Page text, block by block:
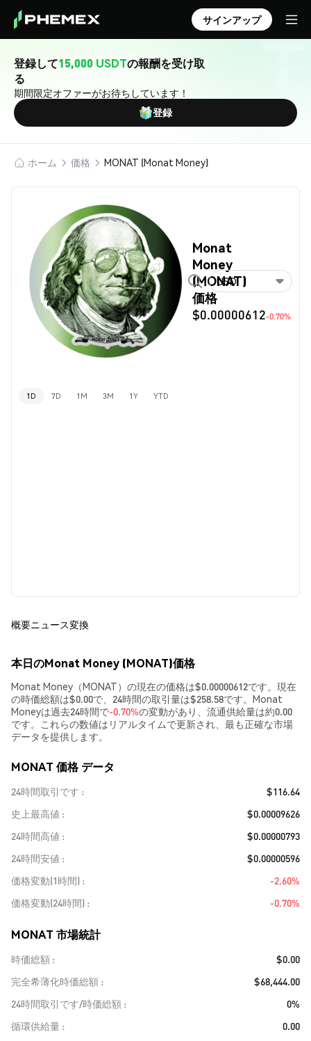
サインアップ
登録して15,000 USDTの報酬を受け取
る
期間限定オファーがお待ちしています！
登録
ホーム 価格 MONAT (Monat Money)
Monat
Money
(MONAT)
価格
$0.00000612-0.70%
USD
1D 7D 1M 3M 1Y YTD
概要ニュース変換
本日のMonat Money (MONAT)価格
Monat Money（MONAT）の現在の価格は$0.00000612です。現在
の時価総額は$0.00で、24時間の取引量は$258.58です。Monat
Moneyは過去24時間で-0.70%の変動があり、流通供給量は約0.00
です。これらの数値はリアルタイムで更新され、最も正確な市場
データを提供します。
MONAT 価格 データ
24時間取引です
$116.64
史上最高値
$0.00009626
24時間高値
$0.00000793
24時間安値
$0.00000596
価格変動(1時間)
-2.60%
価格変動(24時間)
-0.70%
MONAT 市場統計
時価総額
$0.00
完全希薄化時価総額
$68,444.00
24時間取引です/時価総額
0%
循環供給量
0.00